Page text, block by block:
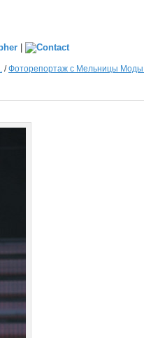
|
/Фоторепортаж с Мельницы Моды